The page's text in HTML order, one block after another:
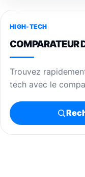
HIGH-TECH
COMPARATEUR
Trouvez
tech avec le